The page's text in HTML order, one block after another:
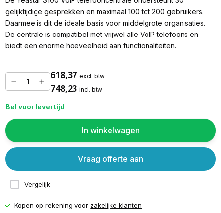
gelijktijdige gesprekken en maximaal 100 tot 200 gebruikers.
Daarmee is dit de ideale basis voor middelgrote organisaties.
De centrale is compatibel met vrijwel alle VoIP telefoons en
biedt een enorme hoeveelheid aan functionaliteiten.
618,37 excl. btw
748,23 incl. btw
Bel voor levertijd
In winkelwagen
Vergelijk
Vraag offerte aan
Kopen op rekening voor zakelijke klanten